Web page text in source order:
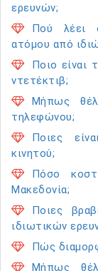
ερευνών;
Πού λέει
ατόμου από
Ποιο είναι
ντετέκτιβ;
Μήπως
τηλεφώνου;
Ποιες
κινητού;
Πόσο
Μακεδονία;
Ποιες
ιδιωτικών
Πώς
Μήπως